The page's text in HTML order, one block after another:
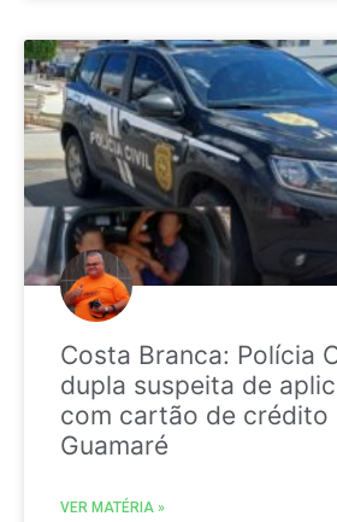
Costa Branca: Polícia
dupla suspeita de
com cartão de crédito
Guamaré
VER MATÉRIA »